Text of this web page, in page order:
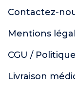
Contactez-
Mentions
CGU /
Livraison